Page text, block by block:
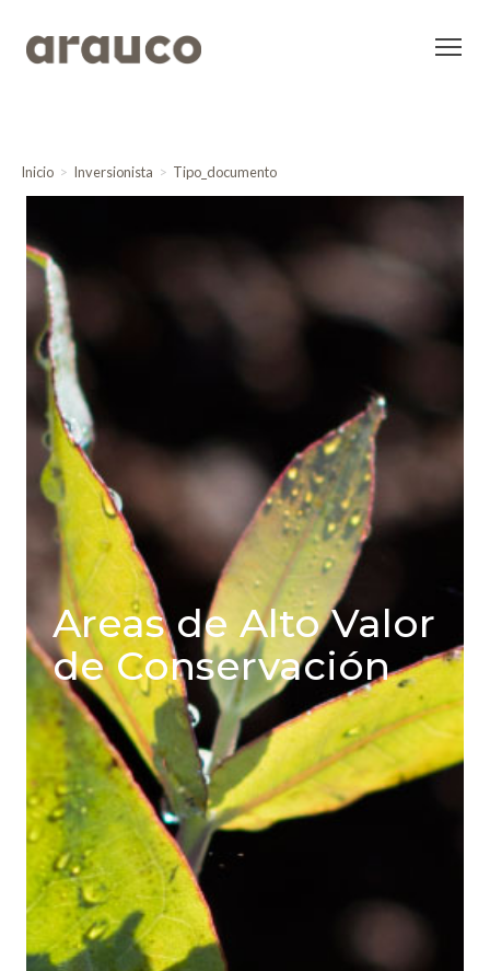
Inicio Inversionista Tipo_documento
Areas de Alto Valor
de Conservación